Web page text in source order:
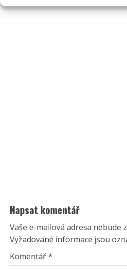
Napsat komentář
Vaše e-mailová adresa nebude
Vyžadované informace jsou
Komentář*